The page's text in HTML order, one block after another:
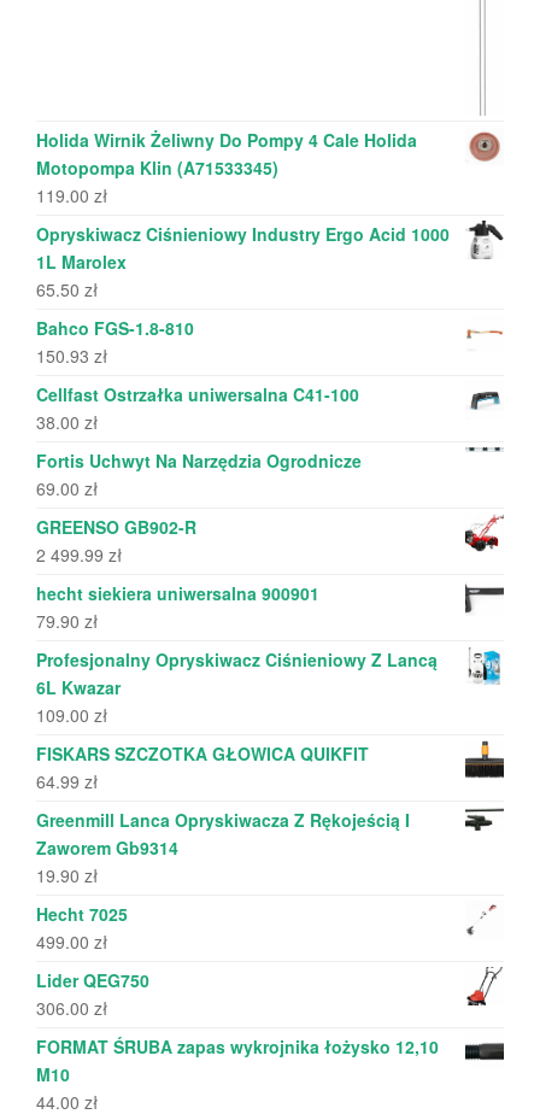
Holida Wirnik Żeliwny Do Pompy 4 Cale Holida
Motopompa Klin (A71533345)
119.00 zł
Opryskiwacz Ciśnieniowy Industry Ergo Acid 1000
1L Marolex
65.50 zł
Bahco FGS-1.8-810
150.93 zł
Cellfast Ostrzałka uniwersalna C41-100
38.00 zł
Fortis Uchwyt Na Narzędzia Ogrodnicze
69.00 zł
GREENSO GB902-R
2 499.99 zł
hecht siekiera uniwersalna 900901
79.90 zł
Profesjonalny Opryskiwacz Ciśnieniowy Z Lancą
6L Kwazar
109.00 zł
FISKARS SZCZOTKA GŁOWICA QUIKFIT
64.99 zł
Greenmill Lanca Opryskiwacza Z Rękojeścią I
Zaworem Gb9314
19.90 zł
Hecht 7025
499.00 zł
Lider QEG750
306.00 zł
FORMAT ŚRUBA zapas wykrojnika łożysko 12,10
M10
44.00 zł